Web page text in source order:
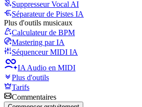
Suppresseur Vocal AI
Séparateur de Pistes IA
Plus d'outils musicaux
Calculateur de BPM
Mastering par IA
Séquenceur MIDI IA
IA Audio en MIDI
Plus d'outils
Tarifs
Commentaires